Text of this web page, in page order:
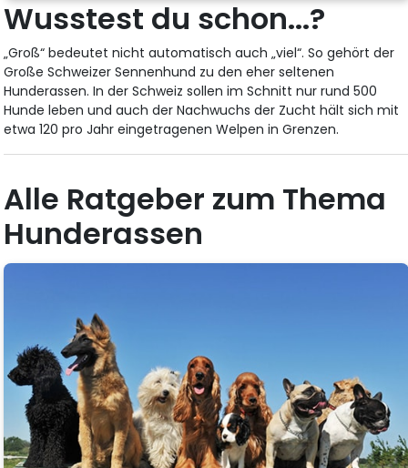
Wusstest du schon...?
„Groß“ bedeutet nicht automatisch auch „viel“. So gehört der
Große Schweizer Sennenhund zu den eher seltenen
Hunderassen. In der Schweiz sollen im Schnitt nur rund 500
Hunde leben und auch der Nachwuchs der Zucht hält sich mit
etwa 120 pro Jahr eingetragenen Welpen in Grenzen.
Alle Ratgeber zum Thema
Hunderassen